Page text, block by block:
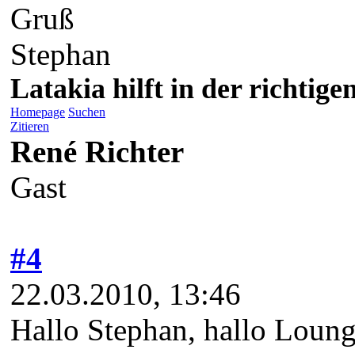
Gruß
Stephan
Latakia hilft in der richtigen
Homepage Suchen
Zitieren
René Richter
Gast
#4
22.03.2010, 13:46
Hallo Stephan, hallo